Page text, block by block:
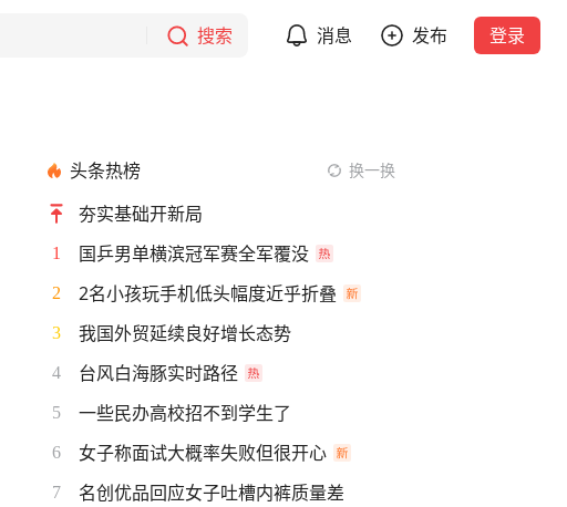
搜索 消息 发布 登录
头条热榜 换一换
夯实基础开新局
1 国乒男单横滨冠军赛全军覆没
2 2名小孩玩手机低头幅度近乎折叠
3 我国外贸延续良好增长态势
4 台风白海豚实时路径
5 一些民办高校招不到学生了
6 女子称面试大概率失败但很开心
7 名创优品回应女子吐槽内裤质量差